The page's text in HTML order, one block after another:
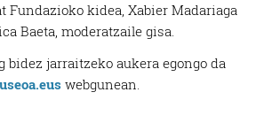
Fundazioko kidea, Xabier Madariaga
Baeta, moderatzaile gisa.
bidez jarraitzeko aukera egongo da
webgunean.